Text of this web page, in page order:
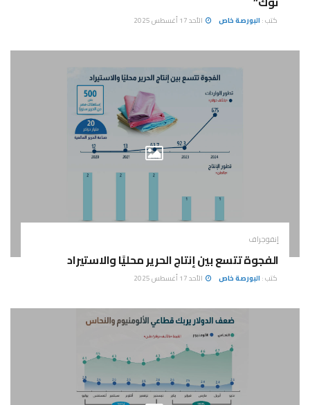
كتب : البورصة خاص الأحد 17 أغسطس 2025
إنفوجراف
الفجوة تتسع بين إنتاج الحرير محليًا والاستيراد
كتب : البورصة خاص الأحد 17 أغسطس 2025